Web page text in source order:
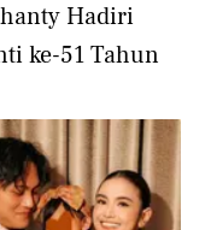
Hadiri
ke-51 Tahun